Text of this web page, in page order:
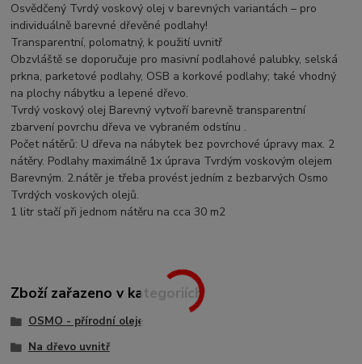
Osvědčený Tvrdý voskový olej v barevných variantách – pro
individuálně barevné dřevěné podlahy!
Transparentní, polomatný, k použití uvnitř
Obzvláště se doporučuje pro masivní podlahové palubky, selská
prkna, parketové podlahy, OSB a korkové podlahy; také vhodný
na plochy nábytku a lepené dřevo.
Tvrdý voskový olej Barevný vytvoří barevně transparentní
zbarvení povrchu dřeva ve vybraném odstínu .
Počet nátěrů: U dřeva na nábytek bez povrchové úpravy max. 2
nátěry. Podlahy maximálně 1x úprava Tvrdým voskovým olejem
Barevným. 2.nátěr je třeba provést jedním z bezbarvých Osmo
Tvrdých voskových olejů.
1 litr stačí při jednom nátěru na cca 30 m2
Zboží zařazeno v kategoriích
OSMO - přírodní oleje
Na dřevo uvnitř